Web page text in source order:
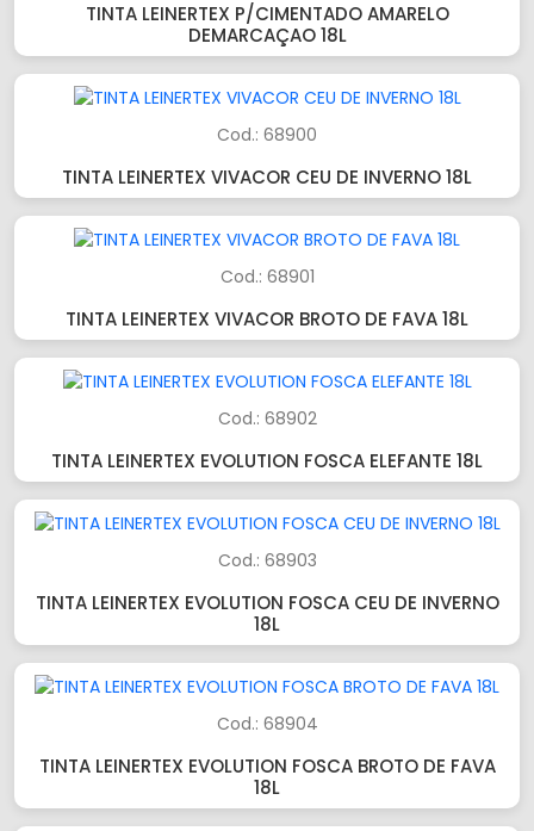
TINTA LEINERTEX P/CIMENTADO AMARELO
DEMARCAÇAO 18L
Cod.: 68900
TINTA LEINERTEX VIVACOR CEU DE INVERNO 18L
Cod.: 68901
TINTA LEINERTEX VIVACOR BROTO DE FAVA 18L
Cod.: 68902
TINTA LEINERTEX EVOLUTION FOSCA ELEFANTE 18L
Cod.: 68903
TINTA LEINERTEX EVOLUTION FOSCA CEU DE INVERNO
18L
Cod.: 68904
TINTA LEINERTEX EVOLUTION FOSCA BROTO DE FAVA
18L